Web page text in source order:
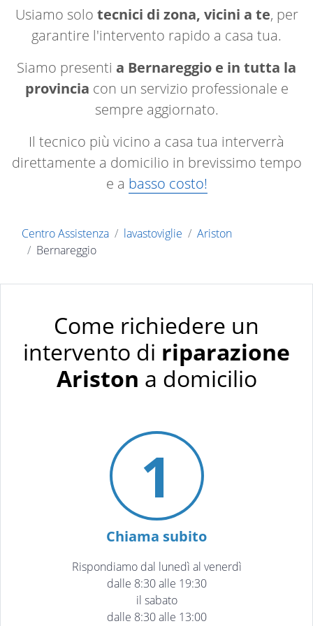
Usiamo solo tecnici di zona, vicini a te, per
garantire l'intervento rapido a casa tua.
Siamo presenti a Bernareggio e in tutta la
provincia con un servizio professionale e
sempre aggiornato.
Il tecnico più vicino a casa tua interverrà
direttamente a domicilio in brevissimo tempo
e a basso costo!
Centro Assistenza lavastoviglie
Ariston
Bernareggio
Come richiedere un
intervento di riparazione
Ariston a domicilio
1
Chiama subito
Rispondiamo dal lunedì al venerdì
dalle 8:30 alle 19:30
il sabato
dalle 8:30 alle 13:00